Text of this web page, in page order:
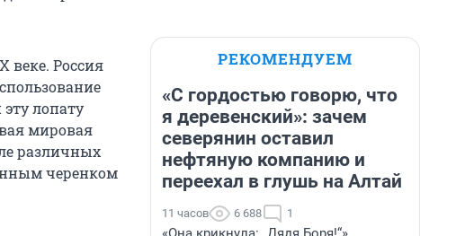
веке. Россия
лопату
мировая
различных
черенком
РЕКОМЕНДУЕМ
«С гордостью говорю, что
я деревенский»: зачем
северянин оставил
нефтяную компанию и
переехал в глушь на Алтай
11 часов 6 688 1